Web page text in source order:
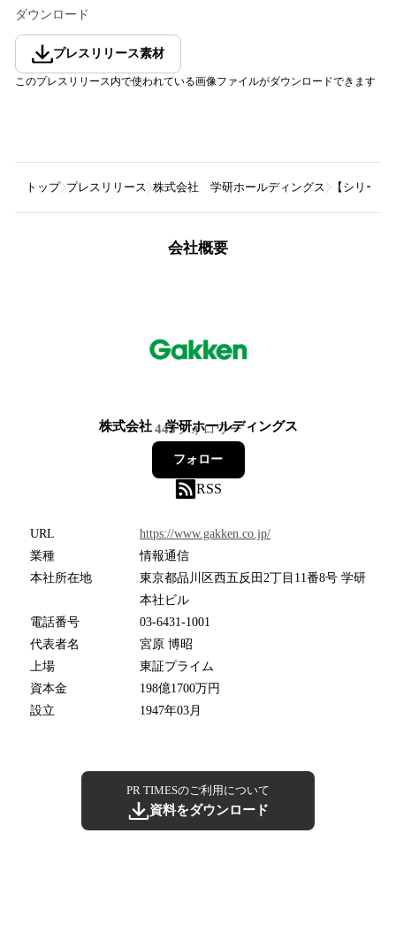
ダウンロード
プレスリリース素材
このプレスリリース内で使われている画像ファイルがダウンロードできます
トップ プレスリリース 株式会社 学研ホールディングス 【シリー
会社概要
株式会社 学研ホールディングス
445フォロワー
フォロー
RSS
URL
https://www.gakken.co.jp/
業種
情報通信
本社所在地
東京都品川区西五反田2丁目11番8号 学研
本社ビル
電話番号
03-6431-1001
代表者名
宮原 博昭
上場
東証プライム
資本金
198億1700万円
設立
1947年03月
PR TIMESのご利用について
資料をダウンロード